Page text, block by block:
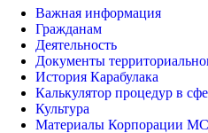
Важная информация
Гражданам
Деятельность
Документы
История Карабулака
Калькулятор процедур в
Культура
Материалы Корпорации